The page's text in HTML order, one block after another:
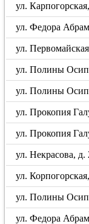
ул.
ул. Федора
ул.
ул. Полины
ул. Полины
ул. Прокопия
ул. Прокопия
ул. Некрасова, д.
ул.
ул. Полины
ул. Федора